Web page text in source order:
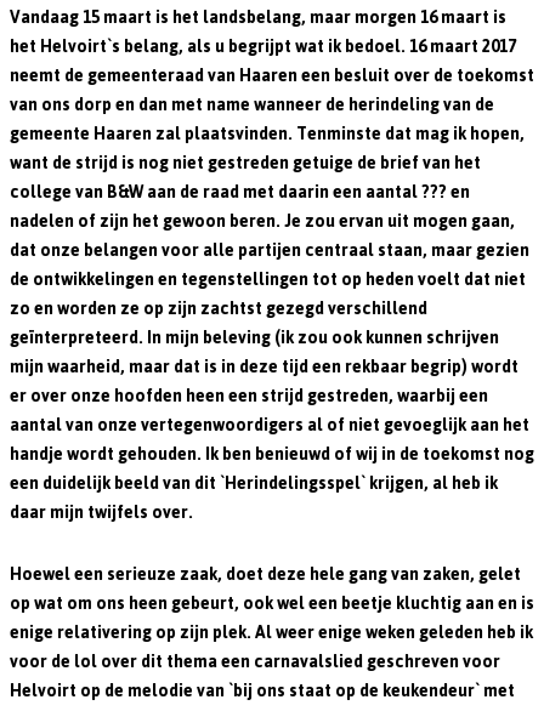
Vandaag 15 maart is het landsbelang, maar morgen 16 maart is
het Helvoirt`s belang, als u begrijpt wat ik bedoel. 16 maart 2017
neemt de gemeenteraad van Haaren een besluit over de toekomst
van ons dorp en dan met name wanneer de herindeling van de
gemeente Haaren zal plaatsvinden. Tenminste dat mag ik hopen,
want de strijd is nog niet gestreden getuige de brief van het
college van B&W aan de raad met daarin een aantal ??? en
nadelen of zijn het gewoon beren. Je zou ervan uit mogen gaan,
dat onze belangen voor alle partijen centraal staan, maar gezien
de ontwikkelingen en tegenstellingen tot op heden voelt dat niet
zo en worden ze op zijn zachtst gezegd verschillend
geïnterpreteerd. In mijn beleving (ik zou ook kunnen schrijven
mijn waarheid, maar dat is in deze tijd een rekbaar begrip) wordt
er over onze hoofden heen een strijd gestreden, waarbij een
aantal van onze vertegenwoordigers al of niet gevoeglijk aan het
handje wordt gehouden. Ik ben benieuwd of wij in de toekomst nog
een duidelijk beeld van dit `Herindelingsspel` krijgen, al heb ik
daar mijn twijfels over.
Hoewel een serieuze zaak, doet deze hele gang van zaken, gelet
op wat om ons heen gebeurt, ook wel een beetje kluchtig aan en is
enige relativering op zijn plek. Al weer enige weken geleden heb ik
voor de lol over dit thema een carnavalslied geschreven voor
Helvoirt op de melodie van `bij ons staat op de keukendeur` met